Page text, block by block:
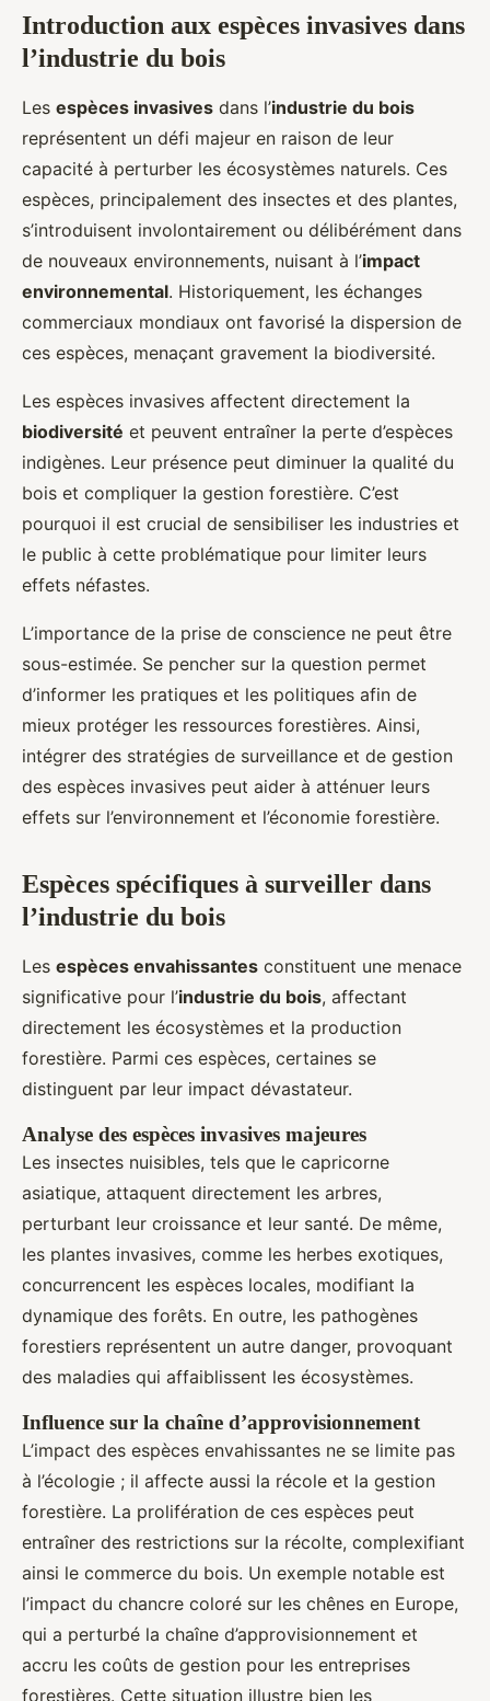
Introduction aux espèces invasives dans
l’industrie du bois
Les espèces invasives dans l’industrie du bois
représentent un défi majeur en raison de leur
capacité à perturber les écosystèmes naturels. Ces
espèces, principalement des insectes et des plantes,
s’introduisent involontairement ou délibérément dans
de nouveaux environnements, nuisant à l’impact
environnemental. Historiquement, les échanges
commerciaux mondiaux ont favorisé la dispersion de
ces espèces, menaçant gravement la biodiversité.
Les espèces invasives affectent directement la
biodiversité et peuvent entraîner la perte d’espèces
indigènes. Leur présence peut diminuer la qualité du
bois et compliquer la gestion forestière. C’est
pourquoi il est crucial de sensibiliser les industries et
le public à cette problématique pour limiter leurs
effets néfastes.
L’importance de la prise de conscience ne peut être
sous-estimée. Se pencher sur la question permet
d’informer les pratiques et les politiques afin de
mieux protéger les ressources forestières. Ainsi,
intégrer des stratégies de surveillance et de gestion
des espèces invasives peut aider à atténuer leurs
effets sur l’environnement et l’économie forestière.
Espèces spécifiques à surveiller dans
l’industrie du bois
Les espèces envahissantes constituent une menace
significative pour l’industrie du bois, affectant
directement les écosystèmes et la production
forestière. Parmi ces espèces, certaines se
distinguent par leur impact dévastateur.
Analyse des espèces invasives majeures
Les insectes nuisibles, tels que le capricorne
asiatique, attaquent directement les arbres,
perturbant leur croissance et leur santé. De même,
les plantes invasives, comme les herbes exotiques,
concurrencent les espèces locales, modifiant la
dynamique des forêts. En outre, les pathogènes
forestiers représentent un autre danger, provoquant
des maladies qui affaiblissent les écosystèmes.
Influence sur la chaîne d’approvisionnement
L’impact des espèces envahissantes ne se limite pas
à l’écologie ; il affecte aussi la récole et la gestion
forestière. La prolifération de ces espèces peut
entraîner des restrictions sur la récolte, complexifiant
ainsi le commerce du bois. Un exemple notable est
l’impact du chancre coloré sur les chênes en Europe,
qui a perturbé la chaîne d’approvisionnement et
accru les coûts de gestion pour les entreprises
forestières. Cette situation illustre bien les